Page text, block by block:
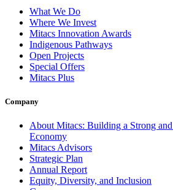
What We Do
Where We Invest
Mitacs Innovation Awards
Indigenous Pathways
Open Projects
Special Offers
Mitacs Plus
Company
About Mitacs: Building a Strong
Economy
Mitacs Advisors
Strategic Plan
Annual Report
Equity, Diversity, and Inclusion